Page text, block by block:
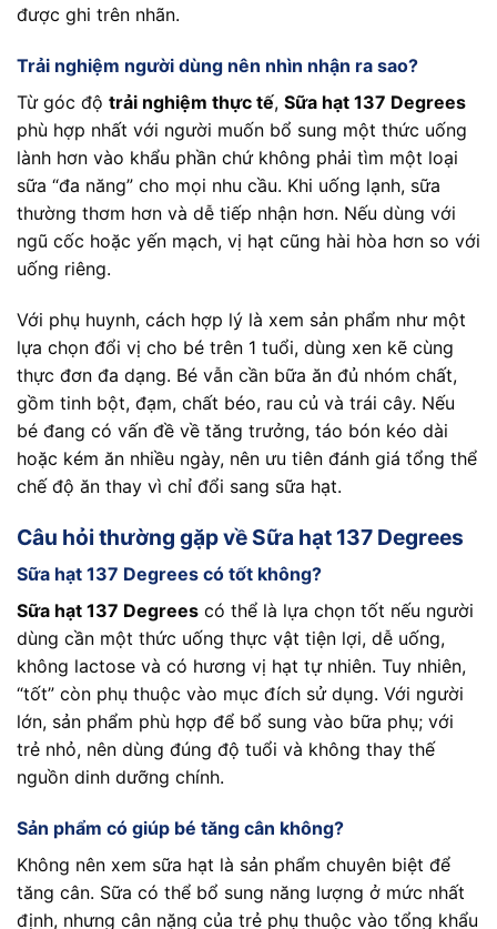
được ghi trên nhãn.
Trải nghiệm người dùng nên nhìn nhận ra sao?
Từ góc độ trải nghiệm thực tế, Sữa hạt 137 Degrees
phù hợp nhất với người muốn bổ sung một thức uống
lành hơn vào khẩu phần chứ không phải tìm một loại
sữa “đa năng” cho mọi nhu cầu. Khi uống lạnh, sữa
thường thơm hơn và dễ tiếp nhận hơn. Nếu dùng với
ngũ cốc hoặc yến mạch, vị hạt cũng hài hòa hơn so với
uống riêng.
Với phụ huynh, cách hợp lý là xem sản phẩm như một
lựa chọn đổi vị cho bé trên 1 tuổi, dùng xen kẽ cùng
thực đơn đa dạng. Bé vẫn cần bữa ăn đủ nhóm chất,
gồm tinh bột, đạm, chất béo, rau củ và trái cây. Nếu
bé đang có vấn đề về tăng trưởng, táo bón kéo dài
hoặc kém ăn nhiều ngày, nên ưu tiên đánh giá tổng thể
chế độ ăn thay vì chỉ đổi sang sữa hạt.
Câu hỏi thường gặp về Sữa hạt 137 Degrees
Sữa hạt 137 Degrees có tốt không?
Sữa hạt 137 Degrees có thể là lựa chọn tốt nếu người
dùng cần một thức uống thực vật tiện lợi, dễ uống,
không lactose và có hương vị hạt tự nhiên. Tuy nhiên,
“tốt” còn phụ thuộc vào mục đích sử dụng. Với người
lớn, sản phẩm phù hợp để bổ sung vào bữa phụ; với
trẻ nhỏ, nên dùng đúng độ tuổi và không thay thế
nguồn dinh dưỡng chính.
Sản phẩm có giúp bé tăng cân không?
Không nên xem sữa hạt là sản phẩm chuyên biệt để
tăng cân. Sữa có thể bổ sung năng lượng ở mức nhất
định, nhưng cân nặng của trẻ phụ thuộc vào tổng khẩu